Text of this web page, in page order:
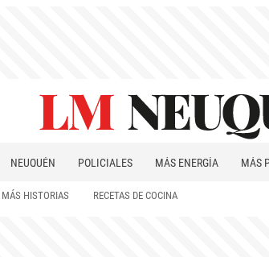
NEUQUÉN POLICIALES MÁS ENERGÍA MÁS
MÁS HISTORIAS RECETAS DE COCINA